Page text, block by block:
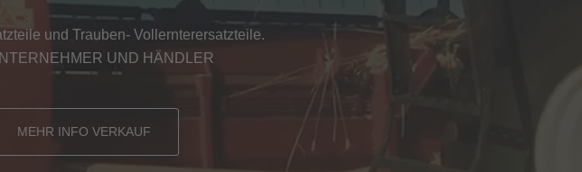
und Trauben- Vollernterersatzteile.
UND HÄNDLER
MEHR INFO VERKAUF